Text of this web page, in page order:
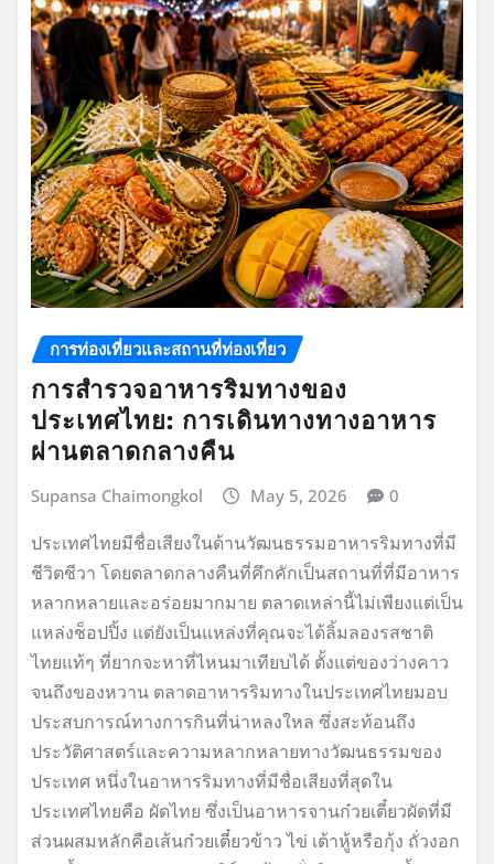
การท่องเที่ยวและสถานที่ท่องเที่ยว
การสำรวจอาหารริมทางของ
ประเทศไทย: การเดินทางทางอาหาร
ผ่านตลาดกลางคืน
Supansa Chaimongkol May 5, 2026 0
ประเทศไทยมีชื่อเสียงในด้านวัฒนธรรมอาหารริมทางที่มี
ชีวิตชีวา โดยตลาดกลางคืนที่คึกคักเป็นสถานที่ที่มีอาหาร
หลากหลายและอร่อยมากมาย ตลาดเหล่านี้ไม่เพียงแต่เป็น
แหล่งช็อปปิ้ง แต่ยังเป็นแหล่งที่คุณจะได้ลิ้มลองรสชาติ
ไทยแท้ๆ ที่ยากจะหาที่ไหนมาเทียบได้ ตั้งแต่ของว่างคาว
จนถึงของหวาน ตลาดอาหารริมทางในประเทศไทยมอบ
ประสบการณ์ทางการกินที่น่าหลงใหล ซึ่งสะท้อนถึง
ประวัติศาสตร์และความหลากหลายทางวัฒนธรรมของ
ประเทศ หนึ่งในอาหารริมทางที่มีชื่อเสียงที่สุดใน
ประเทศไทยคือ ผัดไทย ซึ่งเป็นอาหารจานก๋วยเตี๋ยวผัดที่มี
ส่วนผสมหลักคือเส้นก๋วยเตี๋ยวข้าว ไข่ เต้าหู้หรือกุ้ง ถั่วงอก